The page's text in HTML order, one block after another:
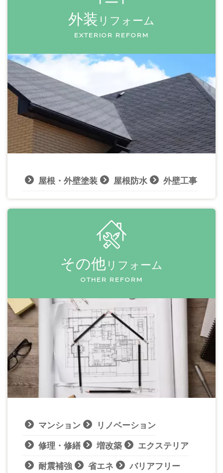
外装 リフォーム
EXTERIOR REFORM
屋根・外壁塗装 屋根防水 外壁工事
その他 リフォーム
OTHER REFORM
マンション リノベーション
修理・修繕 増改築 エクステリア
耐震補強 省エネ バリアフリー